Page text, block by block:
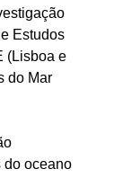
Estudos
(Lisboa e
do Mar
do oceano